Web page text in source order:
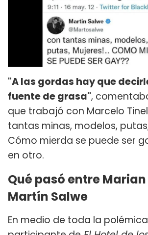
"A las gordas hay que
fuente de grasa",
que trabajó con Marcelo
tantas minas, modelos,
Cómo mierda se puede ser
en otro.
Qué pasó entre
Martín Salwe
En medio de toda la